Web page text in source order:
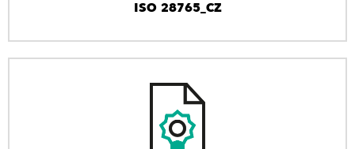
ISO 28765_CZ